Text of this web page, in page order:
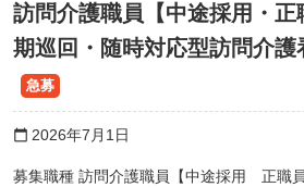
訪問介護職員【中途採用・
期巡回・随時対応型訪問介護
急募
calendar_today 2026年7月1日
募集職種 訪問介護職員【中途採用 正職